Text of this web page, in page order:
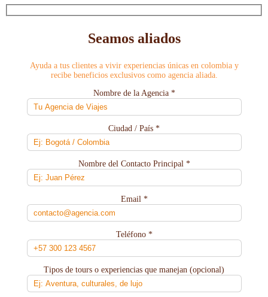
Seamos aliados
Ayuda a tus clientes a vivir experiencias únicas en colombia y
recibe beneficios exclusivos como agencia aliada.
Nombre de la Agencia *
Ciudad / País *
Nombre del Contacto Principal *
Email *
Teléfono *
Tipos de tours o experiencias que manejan (opcional)